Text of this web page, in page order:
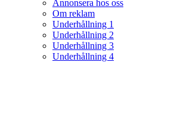
Annonsera hos oss
Om reklam
Underhållning 1
Underhållning 2
Underhållning 3
Underhållning 4